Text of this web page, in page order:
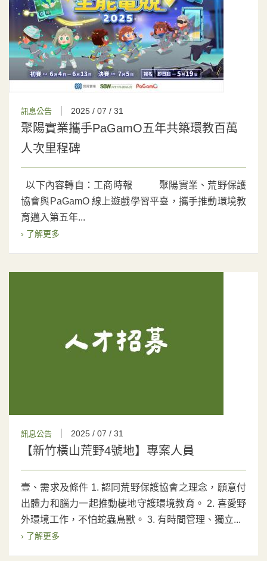
訊息公告 2025 / 07 / 31
聚陽實業攜手PaGamO五年共築環教百萬
人次里程碑
以下內容轉自：工商時報 聚陽實業、荒野保護
協會與PaGamO 線上遊戲學習平臺，攜手推動環境教
育邁入第五年...
› 了解更多
訊息公告 2025 / 07 / 31
【新竹橫山荒野4號地】專案人員
壹、需求及條件 1. 認同荒野保護協會之理念，願意付
出體力和腦力一起推動棲地守護環境教育。 2. 喜愛野
外環境工作，不怕蛇蟲鳥獸。 3. 有時間管理、獨立...
› 了解更多